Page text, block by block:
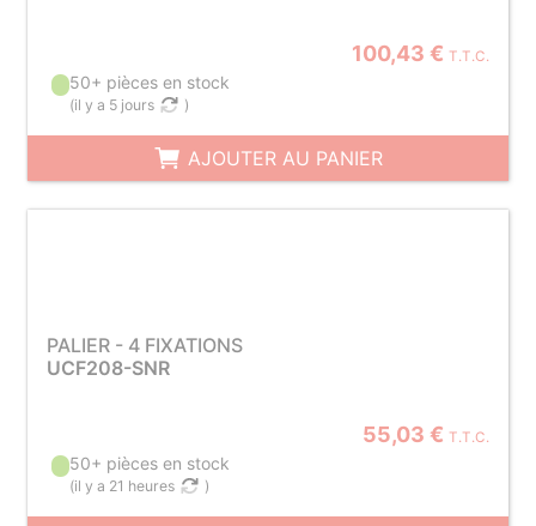
100,43 € T.T.C.
50+ pièces en stock
(il y a 5 jours )
AJOUTER AU PANIER
PALIER - 4 FIXATIONS
UCF208-SNR
55,03 € T.T.C.
50+ pièces en stock
(il y a 21 heures )